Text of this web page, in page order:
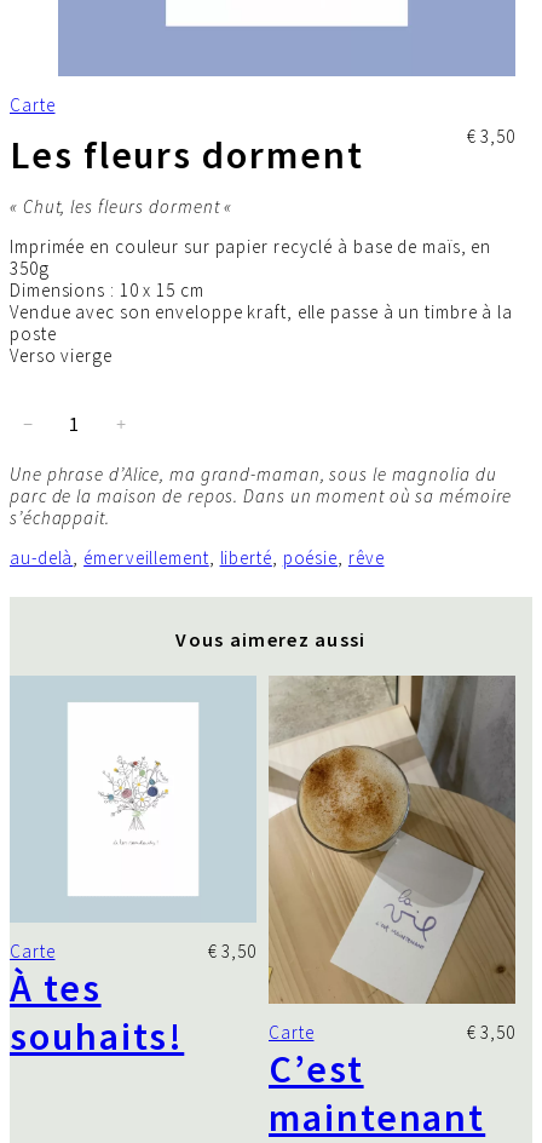
Carte
Les fleurs dorment € 3,50
« Chut, les fleurs dorment «
Imprimée en couleur sur papier recyclé à base de maïs, en
350g
Dimensions : 10 x 15 cm
Vendue avec son enveloppe kraft, elle passe à un timbre à la
poste
Verso vierge
a
n
t
i
t
d
e
n
t
− +
Une phrase d’Alice, ma grand-maman, sous le magnolia du
parc de la maison de repos. Dans un moment où sa mémoire
s’échappait.
au-delà, émerveillement, liberté, poésie, rêve
Vous aimerez aussi
Carte € 3,50
À tes
souhaits!
Carte € 3,50
C’est
maintenant